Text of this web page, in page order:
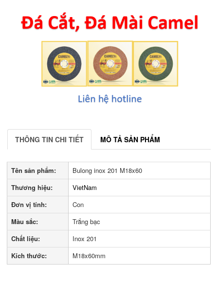
THÔNG TIN CHI TIẾT MÔ TẢ SẢN PHẨM
Tên sản phẩm:
Bulong inox 201 M18x60
Thương hiệu:
VietNam
Đơn vị tính:
Con
Màu sắc:
Trắng bạc
Chất liệu:
Inox 201
Kích thước:
M18x60mm